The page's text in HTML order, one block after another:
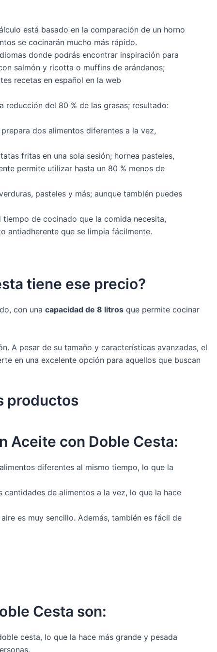
está basado en la comparación de un horno
se cocinarán mucho más rápido.
donde podrás encontrar inspiración para
salmón y ricotta o muffins de arándanos;
recetas en español en la web
del 80 % de las grasas; resultado:
dos alimentos diferentes a la vez,
fritas en una sola sesión; hornea pasteles,
permite utilizar hasta un 80 % menos de
pasteles y más; aunque también puedes
de cocinado que la comida necesita,
antiadherente que se limpia fácilmente.
tiene ese precio?
con una capacidad de 8 litros que permite cocinar
A pesar de su tamaño y características avanzadas, el
en una excelente opción para aquellos que buscan
productos
Aceite con Doble Cesta:
diferentes al mismo tiempo, lo que la
de alimentos a la vez, lo que la hace
es muy sencillo. Además, también es fácil de
Cesta son:
cesta, lo que la hace más grande y pesada